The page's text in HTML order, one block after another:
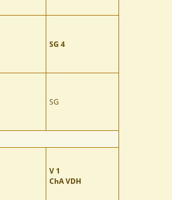
SG 4
SG
V 1
ChA VDH